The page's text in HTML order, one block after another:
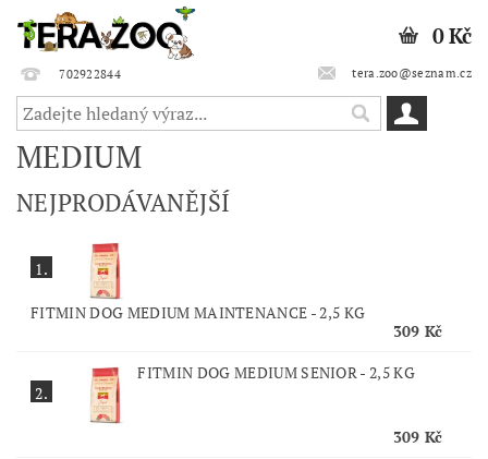
702922844 tera.zoo@seznam.cz
0 Kč
MEDIUM
NEJPRODÁVANĚJŠÍ
1.
FITMIN DOG MEDIUM MAINTENANCE - 2,5 KG
309 Kč
2.
FITMIN DOG MEDIUM SENIOR - 2,5 KG
309 Kč